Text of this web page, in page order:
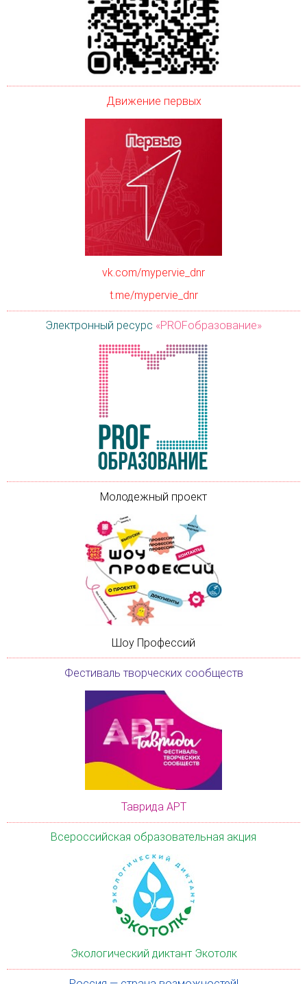
Движение первых
vk.com/mypervie_dnr
t.me/mypervie_dnr
Электронный ресурс «PROFобразование»
Молодежный проект
Шоу Профессий
Фестиваль творческих сообществ
Таврида АРТ
Всероссийская образовательная акция
Экологический диктант Экотолк